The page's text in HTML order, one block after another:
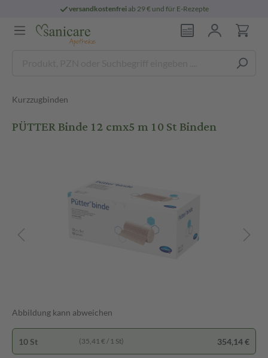
versandkostenfreiab 29 € und für E-Rezepte
Kurzzugbinden
PÜTTER Binde 12 cmx5 m 10 St Binden
Abbildung kann abweichen
10 St (35,41 € / 1 St) 354,14 €